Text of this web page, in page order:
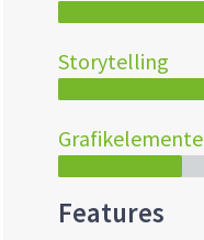
Storytelling
Grafikelemente
Features